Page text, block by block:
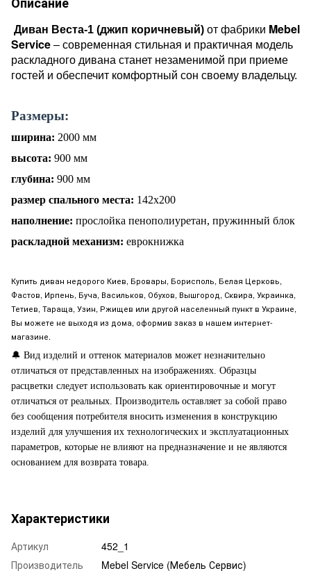
Диван Веста-1 (джип коричневый) от фабрики Mebel
Service – современная стильная и практичная модель
раскладного дивана станет незаменимой при приеме
гостей и обеспечит комфортный сон своему владельцу.
Размеры:
ширина: 2000 мм
высота: 900 мм
глубина: 900 мм
размер спального места: 142х200
наполнение: прослойка пенополиуретан, пружинный блок
раскладной механизм: еврокнижка
Купить диван недорого Киев, Бровары, Борисполь, Белая Церковь,
Фастов, Ирпень, Буча, Васильков, Обухов, Вышгород, Сквира, Украинка,
Тетиев, Тараща, Узин, Ржищев или другой населенный пункт в Украине,
Вы можете не выходя из дома, оформив заказ в нашем интернет-
магазине.
🔔 Вид изделий и оттенок материалов может незначительно
отличаться от представленных на изображениях. Образцы
расцветки следует использовать как ориентировочные и могут
отличаться от реальных. Производитель оставляет за собой право
без сообщения потребителя вносить изменения в конструкцию
изделий для улучшения их технологических и эксплуатационных
параметров, которые не влияют на предназначение и не являются
основанием для возврата товара.
Характеристики
Артикул
452_1
Производитель
Mebel Service (Мебель Сервис)